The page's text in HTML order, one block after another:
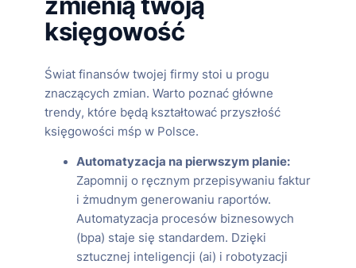
księgowość
Świat finansów twojej firmy stoi u progu
znaczących zmian. Warto poznać główne
trendy, które będą kształtować przyszłość
księgowości mśp w Polsce.
Automatyzacja na pierwszym planie:
Zapomnij o ręcznym przepisywaniu faktur
i żmudnym generowaniu raportów.
Automatyzacja procesów biznesowych
(bpa) staje się standardem. Dzięki
sztucznej inteligencji (ai) i robotyzacji